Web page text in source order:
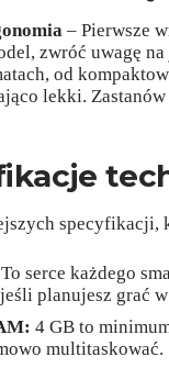
– Pierwsze
zwróć uwagę
od
lekki.
specyfikacji,
To serce każdego
planujesz grać
4 GB to
multitaskować.